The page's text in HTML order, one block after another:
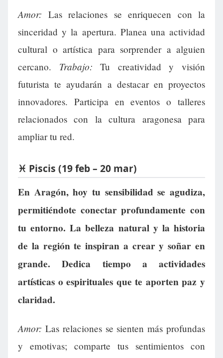
Amor: Las relaciones se enriquecen con la
sinceridad y la apertura. Planea una actividad
cultural o artística para sorprender a alguien
cercano. Trabajo: Tu creatividad y visión
futurista te ayudarán a destacar en proyectos
innovadores. Participa en eventos o talleres
relacionados con la cultura aragonesa para
ampliar tu red.
♓ Piscis (19 feb – 20 mar)
En Aragón, hoy tu sensibilidad se agudiza,
permitiéndote conectar profundamente con
tu entorno. La belleza natural y la historia
de la región te inspiran a crear y soñar en
grande. Dedica tiempo a actividades
artísticas o espirituales que te aporten paz y
claridad.
Amor: Las relaciones se sienten más profundas
y emotivas; comparte tus sentimientos con